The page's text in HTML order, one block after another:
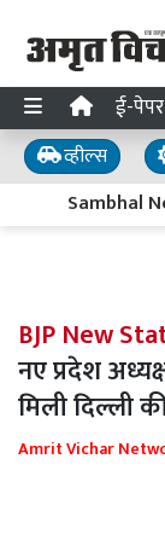
ई-पेपर
व्हील्स
Sambhal
BJP New
नए प्रदेश
मिली दिल्ली
Amrit Vichar